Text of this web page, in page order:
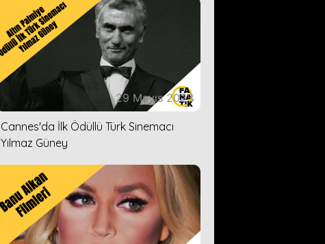
29 Mayıs 2023
Cannes'da İlk Ödüllü Türk Sinemacı
Yılmaz Güney